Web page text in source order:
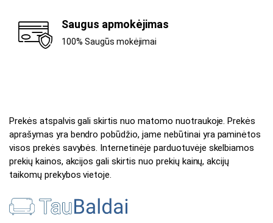
Saugus apmokėjimas
100% Saugūs mokėjimai
Prekės atspalvis gali skirtis nuo matomo nuotraukoje. Prekės
aprašymas yra bendro pobūdžio, jame nebūtinai yra paminėtos
visos prekės savybės. Internetinėje parduotuvėje skelbiamos
prekių kainos, akcijos gali skirtis nuo prekių kainų, akcijų
taikomų prekybos vietoje.